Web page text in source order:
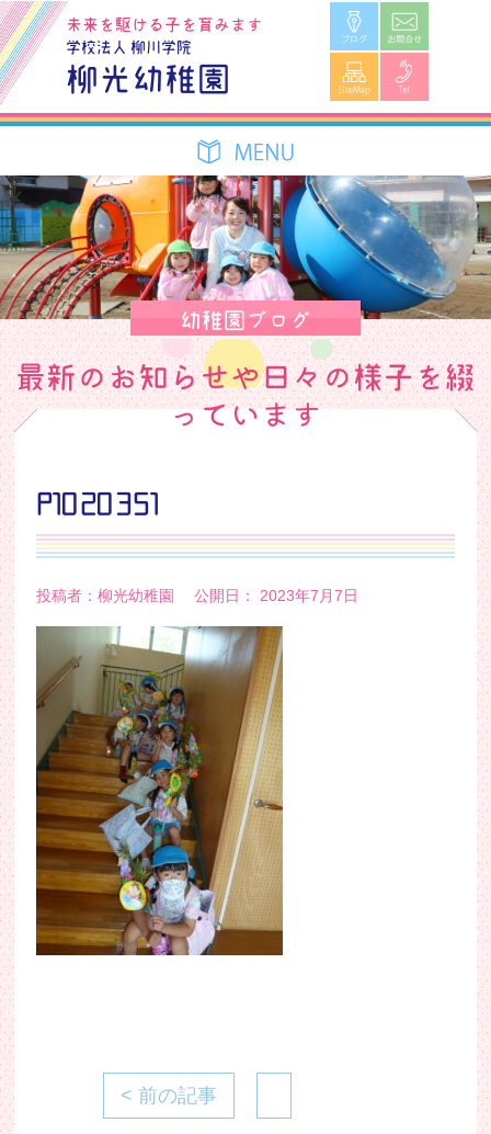
学校法人 柳川学院
柳光幼稚園
未来を駆ける子を育みます ブログ
SiteMap
幼稚園ブログ
最新のお知らせや日々の様子を綴
っています
P1020351
投稿者：柳光幼稚園 公開日： 2023年7月7日
< 前の記事